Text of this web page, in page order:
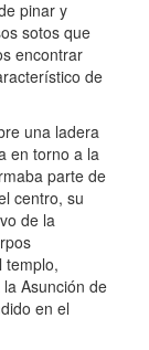
pinar y
sotos que
encontrar
de
una ladera
en torno a la
parte de
centro, su
de la
templo,
Asunción de
en el